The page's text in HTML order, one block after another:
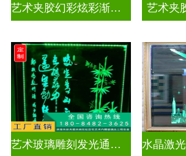
艺术夹胶幻彩炫彩渐变玻璃 艺术夹
艺术玻璃雕刻发光通电玻璃